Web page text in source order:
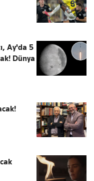
Ay'da 5
Dünya